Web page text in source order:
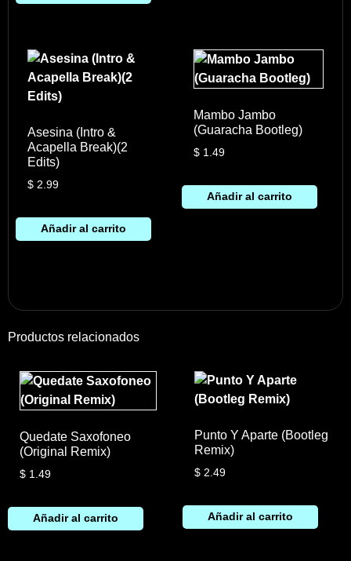
Asesina (Intro &
Acapella Break)(2
Edits)
$2.99
Añadir al carrito
Mambo Jambo
(Guaracha Bootleg)
$ 1.49
Añadir al carrito
Productos relacionados
Quedate Saxofoneo
(Original Remix)
$ 1.49
Añadir al carrito
Punto Y Aparte (Bootleg
Remix)
$2.49
Añadir al carrito